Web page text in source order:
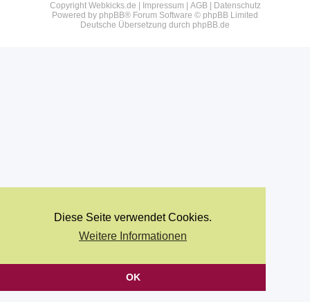
Diese Seite verwendet Cookies.
Weitere Informationen
OK
Copyright Webkicks.de | Impressum AGB|
Datenschutz
Powered by phpBB® Forum Software © phpBB Limited
Deutsche Übersetzung durch phpBB.de